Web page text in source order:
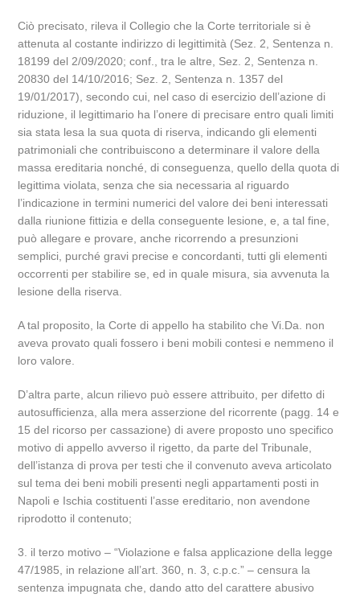
Ciò precisato, rileva il Collegio che la Corte territoriale si è
attenuta al costante indirizzo di legittimità (Sez. 2, Sentenza n.
18199 del 2/09/2020; conf., tra le altre, Sez. 2, Sentenza n.
20830 del 14/10/2016; Sez. 2, Sentenza n. 1357 del
19/01/2017), secondo cui, nel caso di esercizio dell’azione di
riduzione, il legittimario ha l’onere di precisare entro quali limiti
sia stata lesa la sua quota di riserva, indicando gli elementi
patrimoniali che contribuiscono a determinare il valore della
massa ereditaria nonché, di conseguenza, quello della quota di
legittima violata, senza che sia necessaria al riguardo
l’indicazione in termini numerici del valore dei beni interessati
dalla riunione fittizia e della conseguente lesione, e, a tal fine,
può allegare e provare, anche ricorrendo a presunzioni
semplici, purché gravi precise e concordanti, tutti gli elementi
occorrenti per stabilire se, ed in quale misura, sia avvenuta la
lesione della riserva.
A tal proposito, la Corte di appello ha stabilito che Vi.Da. non
aveva provato quali fossero i beni mobili contesi e nemmeno il
loro valore.
D’altra parte, alcun rilievo può essere attribuito, per difetto di
autosufficienza, alla mera asserzione del ricorrente (pagg. 14 e
15 del ricorso per cassazione) di avere proposto uno specifico
motivo di appello avverso il rigetto, da parte del Tribunale,
dell’istanza di prova per testi che il convenuto aveva articolato
sul tema dei beni mobili presenti negli appartamenti posti in
Napoli e Ischia costituenti l’asse ereditario, non avendone
riprodotto il contenuto;
3. il terzo motivo – “Violazione e falsa applicazione della legge
47/1985, in relazione all’art. 360, n. 3, c.p.c.” – censura la
sentenza impugnata che, dando atto del carattere abusivo